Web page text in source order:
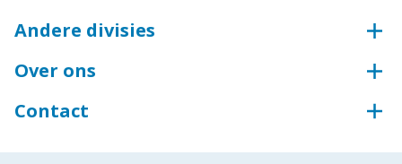
Andere divisies
Aluminium
Groothandel voor bouw en industrie
Toegangstechniek
Over ons
Onze certificaten
Contact